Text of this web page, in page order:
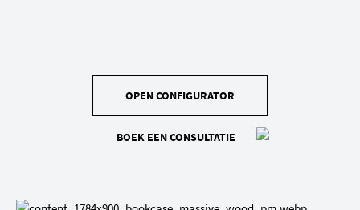
OPEN CONFIGURATOR
BOEK EEN CONSULTATIE